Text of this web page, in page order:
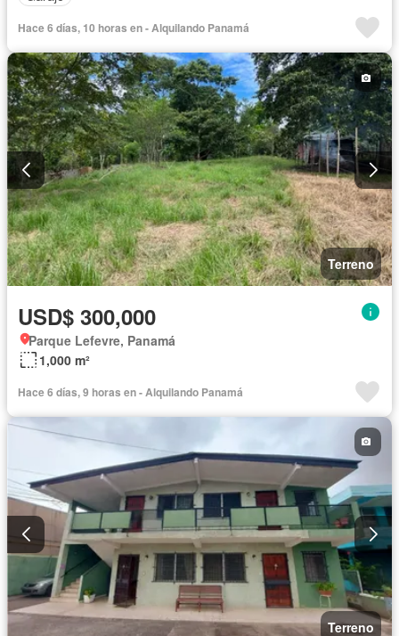
Hace 6 días, 10 horas en - Alquilando Panamá
Terreno
USD$ 300,000
Parque Lefevre, Panamá
1,000 m²
Hace 6 días, 9 horas en - Alquilando Panamá
Terreno